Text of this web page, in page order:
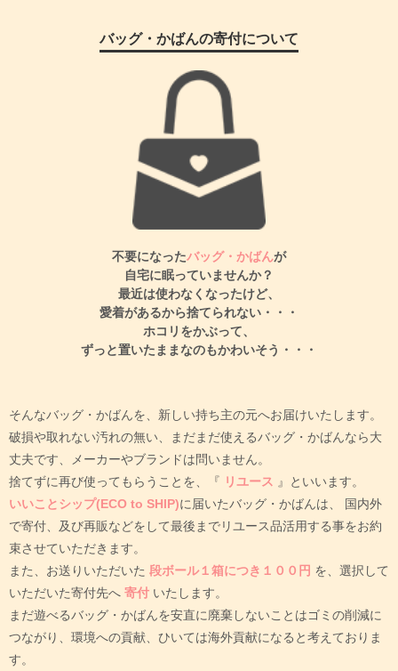
バッグ・かばんの寄付について
不要になったバッグ・かばんが
自宅に眠っていませんか？
最近は使わなくなったけど、
愛着があるから捨てられない・・・
ホコリをかぶって、
ずっと置いたままなのもかわいそう・・・
そんなバッグ・かばんを、新しい持ち主の元へお届けいたします。
破損や取れない汚れの無い、まだまだ使えるバッグ・かばんなら大
丈夫です、メーカーやブランドは問いません。
捨てずに再び使ってもらうことを、『 リユース 』といいます。
いいことシップ(ECO to SHIP)に届いたバッグ・かばんは、
国内外
で寄付、及び再販などをして最後までリユース品活用する事をお約
束させていただきます。
また、お送りいただいた 段ボール１箱につき１００円 を、選択して
いただいた寄付先へ 寄付 いたします。
まだ遊べるバッグ・かばんを安直に廃棄しないことはゴミの削減に
つながり、環境への貢献、ひいては海外貢献になると考えておりま
す。